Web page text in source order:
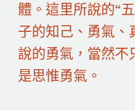
體。這里所說的“
子的知己、勇氣、
說的勇氣，當然不
是思惟勇氣。